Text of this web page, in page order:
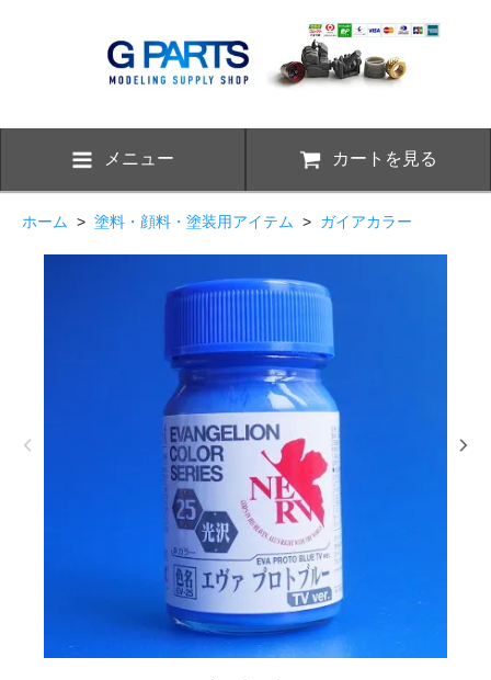
メニュー カートを見る
ホーム > 塗料・顔料・塗装用アイテム > ガイアカラー